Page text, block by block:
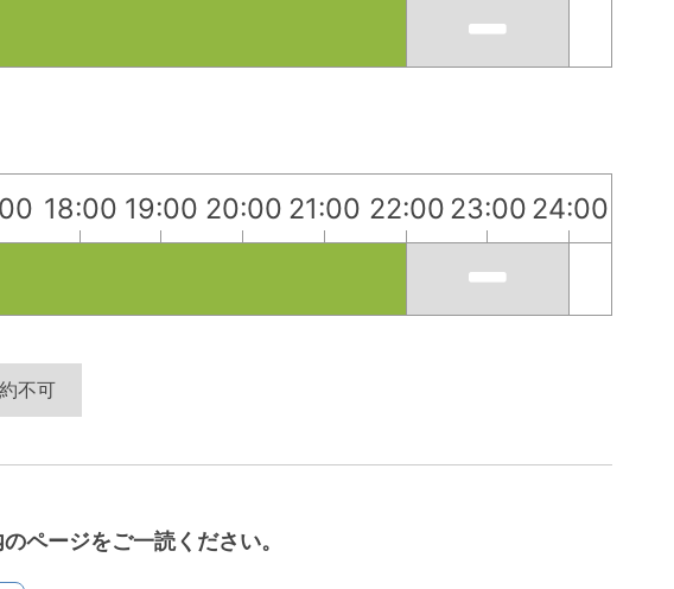
18:00 19:00 20:00 21:00 22:00 23:00 24:00
不可
ページをご一読ください。